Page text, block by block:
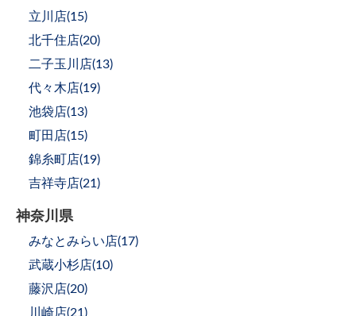
立川店(15)
北千住店(20)
二子玉川店(13)
代々木店(19)
池袋店(13)
町田店(15)
錦糸町店(19)
吉祥寺店(21 )
神奈川県
みなとみらい店(17)
武蔵小杉店(10)
藤沢店(20)
川崎店(21 )